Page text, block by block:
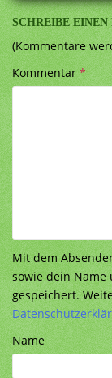
SCHREIBE
(Kommentare
Kommentar*
Mit dem
sowie dein Name
gespeichert.
Name